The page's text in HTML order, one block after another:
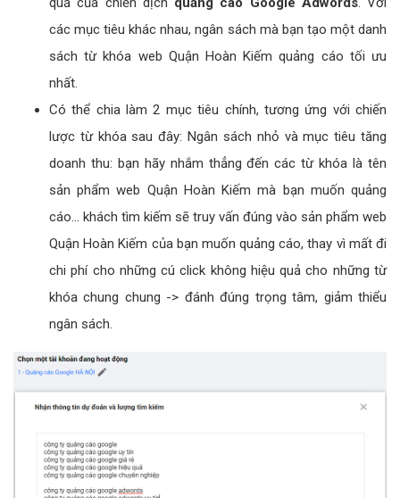
các mục tiêu khác nhau, ngân sách mà bạn tạo một danh
sách từ khóa web Quận Hoàn Kiếm quảng cáo tối ưu
nhất.
Có thể chia làm 2 mục tiêu chính, tương ứng với chiến
lược từ khóa sau đây: Ngân sách nhỏ và mục tiêu tăng
doanh thu: bạn hãy nhắm thẳng đến các từ khóa là tên
sản phẩm web Quận Hoàn Kiếm mà bạn muốn quảng
cáo... khách tìm kiếm sẽ truy vấn đúng vào sản phẩm web
Quận Hoàn Kiếm của bạn muốn quảng cáo, thay vì mất đi
chi phí cho những cú click không hiệu quả cho những từ
khóa chung chung -> đánh đúng trọng tâm, giảm thiểu
ngân sách.